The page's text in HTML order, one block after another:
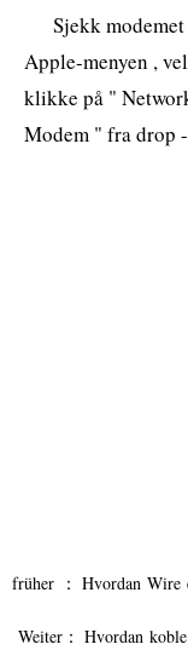
Sjekk
Apple-menyen ,
klikke på "
Modem " fra drop
früher ： Hvordan
Weiter： Hvordan